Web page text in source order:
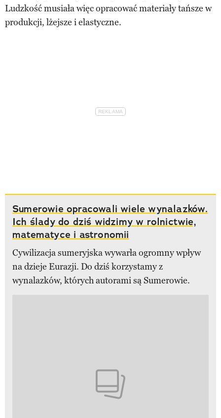
Ludzkość musiała więc opracować materiały tańsze w
produkcji, lżejsze i elastyczne.
Sumerowie opracowali wiele wynalazków.
Ich ślady do dziś widzimy w rolnictwie,
matematyce i astronomii
Cywilizacja sumeryjska wywarła ogromny wpływ
na dzieje Eurazji. Do dziś korzystamy z
wynalazków, których autorami są Sumerowie.